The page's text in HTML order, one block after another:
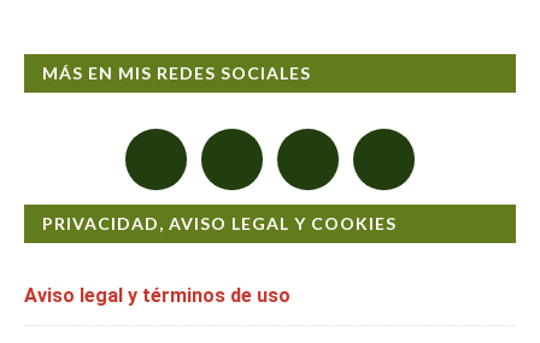
MÁS EN MIS REDES SOCIALES
PRIVACIDAD, AVISO LEGAL Y COOKIES
Aviso legal y términos de uso